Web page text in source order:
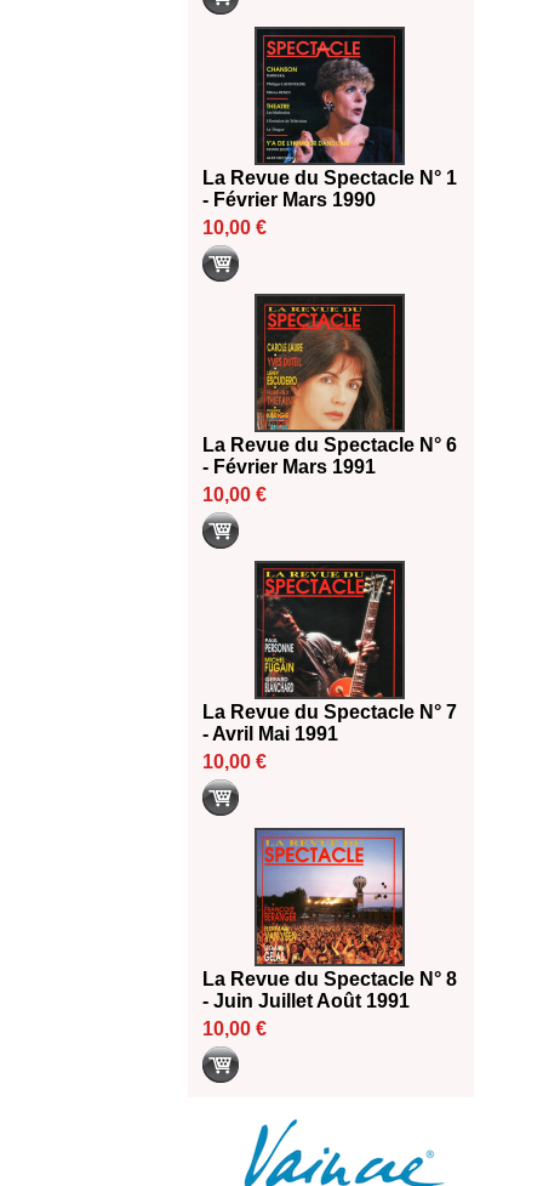
La Revue du Spectacle N° 1
- Février Mars 1990
10,00 €
La Revue du Spectacle N° 6
- Février Mars 1991
10,00 €
La Revue du Spectacle N° 7
- Avril Mai 1991
10,00 €
La Revue du Spectacle N° 8
- Juin Juillet Août 1991
10,00 €